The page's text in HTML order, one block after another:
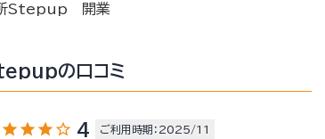
所Stepup 開業
の口コミ
star star star star_outline 4 ご利用時期：2025/11